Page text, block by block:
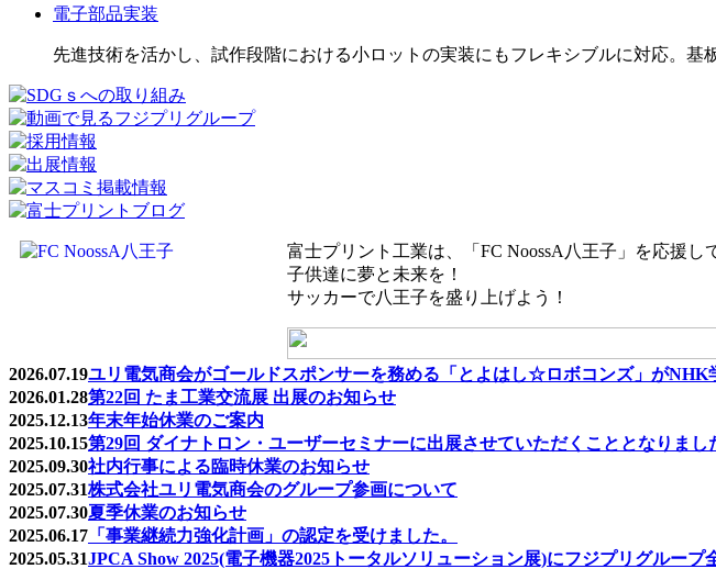
電子部品実装
先進技術を活かし、試作段階における小ロットの実装にもフレキシブルに対応。基
富士プリント工業は、「FC NoossA八王子」を応援し
子供達に夢と未来を！
サッカーで八王子を盛り上げよう！
2026.07.19ユリ電気商会がゴールドスポンサーを務める「とよはし☆ロボコンズ」がNHK
2026.01.28第22回 たま工業交流展 出展のお知らせ
2025.12.13年末年始休業のご案内
2025.10.15第29回 ダイナトロン・ユーザーセミナーに出展させていただくこととなりまし
2025.09.30社内行事による臨時休業のお知らせ
2025.07.31株式会社ユリ電気商会のグループ参画について
2025.07.30夏季休業のお知らせ
2025.06.17 「事業継続力強化計画」の認定を受けました。
2025.05.31JPCA Show 2025(電子機器2025トータルソリューション展)にフジプリグループ